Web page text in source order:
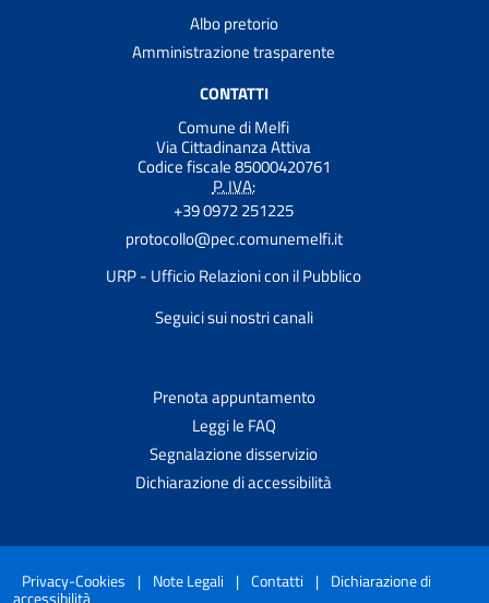
Albo pretorio
Amministrazione trasparente
CONTATTI
Comune di Melfi
Via Cittadinanza Attiva
Codice fiscale 85000420761
P. IVA:
+39 0972 251225
protocollo@pec.comunemelfi.it
URP - Ufficio Relazioni con il Pubblico
Seguici sui nostri canali
Prenota appuntamento
Leggi le FAQ
Segnalazione disservizio
Dichiarazione di accessibilità
Privacy-Cookies | Note Legali | Contatti | Dichiarazione di
accessibilità